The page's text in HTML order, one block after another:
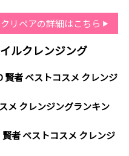
リペアの詳細はこちら
ルクレンジング
賢者 ベストコスメ クレンジ
メ クレンジングランキン
賢者 ベストコスメ クレンジ